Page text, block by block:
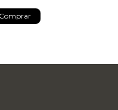
Comprar